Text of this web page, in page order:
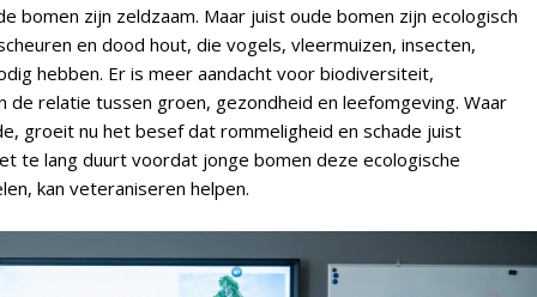
bomen zijn zeldzaam. Maar juist oude bomen zijn ecologisch
en dood hout, die vogels, vleermuizen, insecten,
hebben. Er is meer aandacht voor biodiversiteit,
de relatie tussen groen, gezondheid en leefomgeving. Waar
groeit nu het besef dat rommeligheid en schade juist
te lang duurt voordat jonge bomen deze ecologische
kan veteraniseren helpen.